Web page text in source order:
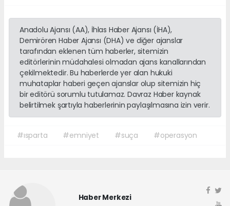
Anadolu Ajansı (AA), İhlas Haber Ajansı (İHA),
Demirören Haber Ajansı (DHA) ve diğer ajanslar
tarafından eklenen tüm haberler, sitemizin
editörlerinin müdahalesi olmadan ajans kanallarından
çekilmektedir. Bu haberlerde yer alan hukuki
muhataplar haberi geçen ajanslar olup sitemizin hiç
bir editörü sorumlu tutulamaz. Davraz Haber kaynak
belirtilmek şartıyla haberlerinin paylaşılmasına izin verir.
#ısparta #emniyet #suça #operasyon
Haber Merkezi